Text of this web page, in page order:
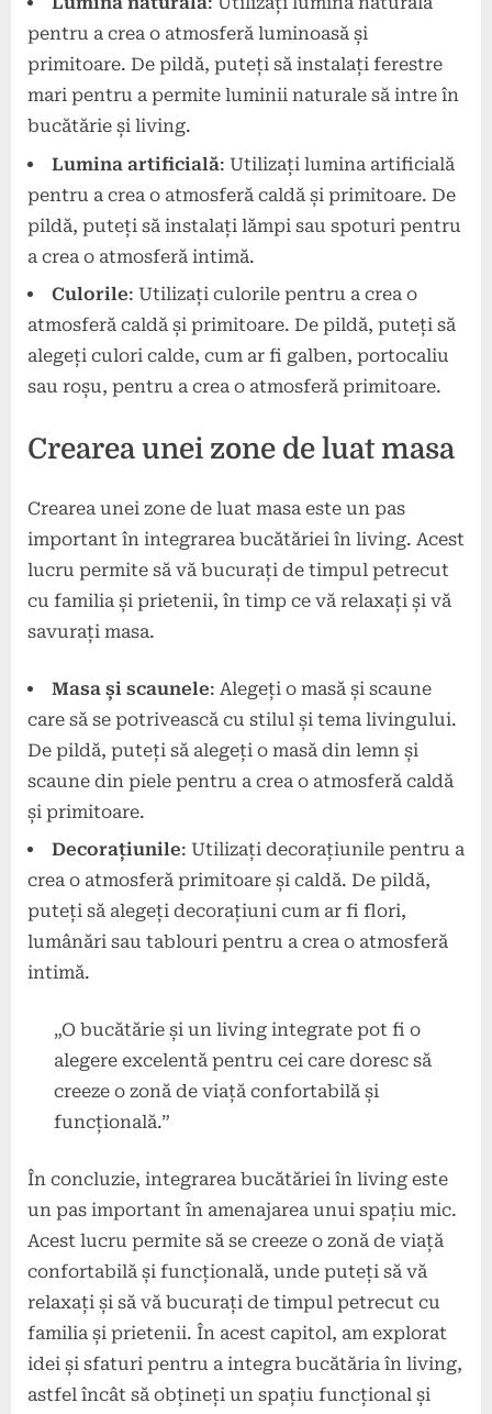
pentru a crea o atmosferă luminoasă și
primitoare. De pildă, puteți să instalați ferestre
mari pentru a permite luminii naturale să intre în
bucătărie și living.
Lumina artificială: Utilizați lumina artificială
pentru a crea o atmosferă caldă și primitoare. De
pildă, puteți să instalați lămpi sau spoturi pentru
a crea o atmosferă intimă.
Culorile: Utilizați culorile pentru a crea o
atmosferă caldă și primitoare. De pildă, puteți să
alegeți culori calde, cum ar fi galben, portocaliu
sau roșu, pentru a crea o atmosferă primitoare.
Crearea unei zone de luat masa
Crearea unei zone de luat masa este un pas
important în integrarea bucătăriei în living. Acest
lucru permite să vă bucurați de timpul petrecut
cu familia și prietenii, în timp ce vă relaxați și vă
savurați masa.
Masa și scaunele: Alegeți o masă și scaune
care să se potrivească cu stilul și tema livingului.
De pildă, puteți să alegeți o masă din lemn și
scaune din piele pentru a crea o atmosferă caldă
și primitoare.
Decorațiunile: Utilizați decorațiunile pentru a
crea o atmosferă primitoare și caldă. De pildă,
puteți să alegeți decorațiuni cum ar fi flori,
lumânări sau tablouri pentru a crea o atmosferă
intimă.
„O bucătărie și un living integrate pot fi o
alegere excelentă pentru cei care doresc să
creeze o zonă de viață confortabilă și
funcțională.”
În concluzie, integrarea bucătăriei în living este
un pas important în amenajarea unui spațiu mic.
Acest lucru permite să se creeze o zonă de viață
confortabilă și funcțională, unde puteți să vă
relaxați și să vă bucurați de timpul petrecut cu
familia și prietenii. În acest capitol, am explorat
idei și sfaturi pentru a integra bucătăria în living,
astfel încât să obțineți un spațiu funcțional și